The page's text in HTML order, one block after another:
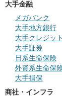
大手金融
メガバンク
大手地方銀行
大手クレジッ
大手証券
日系生命保険
外資系生命保
大手損保
商社・インフラ